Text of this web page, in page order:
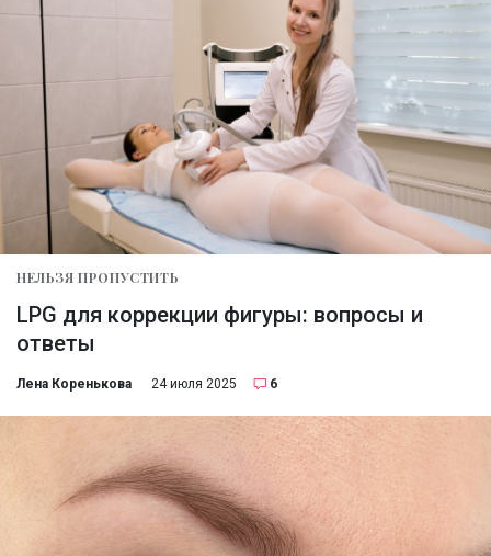
НЕЛЬЗЯ ПРОПУСТИТЬ
LPG для коррекции фигуры: вопросы и
ответы
Лена Коренькова 24 июля 2025 6